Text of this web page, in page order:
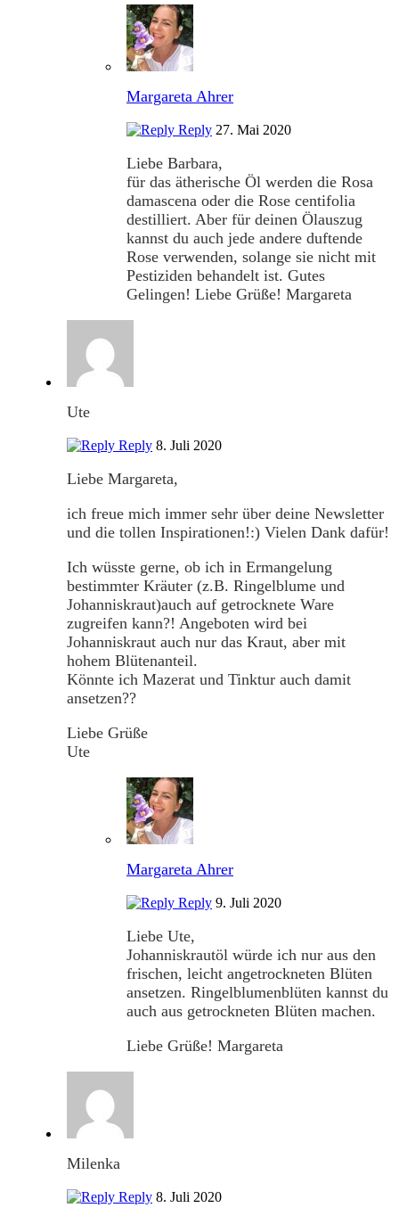
Margareta Ahrer
Reply 27. Mai 2020
Liebe Barbara,
für das ätherische Öl werden die Rosa
damascena oder die Rose centifolia
destilliert. Aber für deinen Ölauszug
kannst du auch jede andere duftende
Rose verwenden, solange sie nicht mit
Pestiziden behandelt ist. Gutes
Gelingen! Liebe Grüße! Margareta
Ute
Reply 8. Juli 2020
Liebe Margareta,
ich freue mich immer sehr über deine Newsletter
und die tollen Inspirationen!:) Vielen Dank dafür!
Ich wüsste gerne, ob ich in Ermangelung
bestimmter Kräuter (z.B. Ringelblume und
Johanniskraut)auch auf getrocknete Ware
zugreifen kann?! Angeboten wird bei
Johanniskraut auch nur das Kraut, aber mit
hohem Blütenanteil.
Könnte ich Mazerat und Tinktur auch damit
ansetzen??
Liebe Grüße
Ute
Margareta Ahrer
Reply 9. Juli 2020
Liebe Ute,
Johanniskrautöl würde ich nur aus den
frischen, leicht angetrockneten Blüten
ansetzen. Ringelblumenblüten kannst du
auch aus getrockneten Blüten machen.
Liebe Grüße! Margareta
Milenka
Reply 8. Juli 2020